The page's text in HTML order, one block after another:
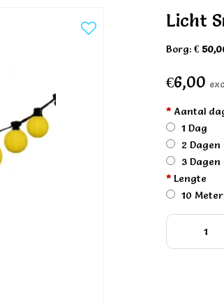
Licht
Borg:€
€6,00
* Aantal
1 Dag
2 Dagen
3 Dagen
* Lengte
10 Meter